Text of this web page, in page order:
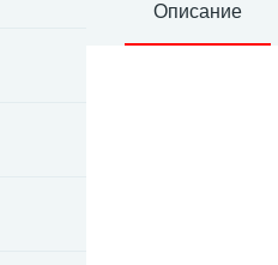
Описание